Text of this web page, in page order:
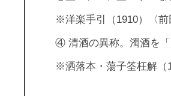
※洋楽手引（1910）〈
④ 清酒の異称。濁酒を「
※洒落本・蕩子筌枉解（